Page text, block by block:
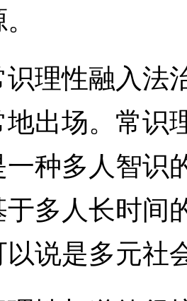
性融入法
出场。常识
种多人智识
多人长时间
说是多元社